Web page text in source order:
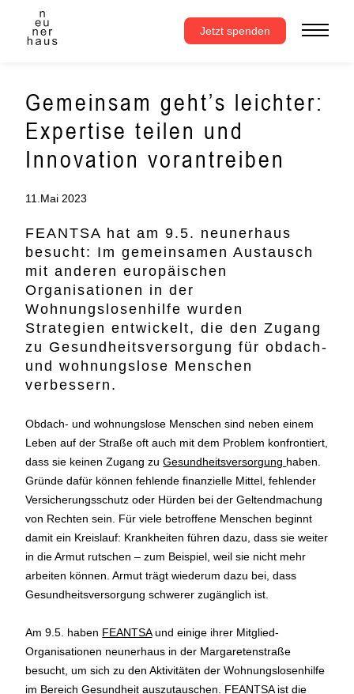
springen
Jetzt spenden
Gemeinsam geht’s leichter:
Expertise teilen und
Innovation vorantreiben
11.Mai 2023
FEANTSA hat am 9.5. neunerhaus
besucht: Im gemeinsamen Austausch
mit anderen europäischen
Organisationen in der
Wohnungslosenhilfe wurden
Strategien entwickelt, die den Zugang
zu Gesundheitsversorgung für obdach-
und wohnungslose Menschen
verbessern.
Obdach- und wohnungslose Menschen sind neben einem
Leben auf der Straße oft auch mit dem Problem konfrontiert,
dass sie keinen Zugang zuGesundheitsversorgung haben.
Gründe dafür können fehlende finanzielle Mittel, fehlender
Versicherungsschutz oder Hürden bei der Geltendmachung
von Rechten sein. Für viele betroffene Menschen beginnt
damit ein Kreislauf: Krankheiten führen dazu, dass sie weiter
in die Armut rutschen – zum Beispiel, weil sie nicht mehr
arbeiten können. Armut trägt wiederum dazu bei, dass
Gesundheitsversorgung schwerer zugänglich ist.
Am 9.5. haben FEANTSAund einige ihrer Mitglied-
Organisationen neunerhaus in der Margaretenstraße
besucht, um sich zu den Aktivitäten der Wohnungslosenhilfe
im Bereich Gesundheit auszutauschen. FEANTSAist die